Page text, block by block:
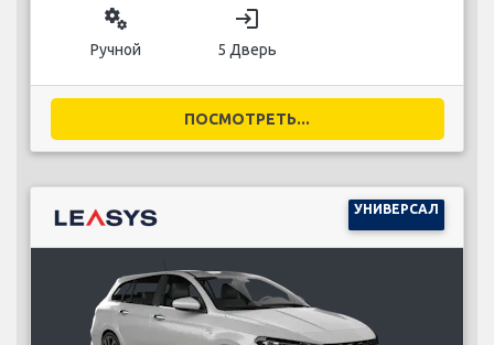
miscellaneous_services
Ручной
login
5 Дверь
ПОСМОТРЕТЬ...
УНИВЕРСАЛ